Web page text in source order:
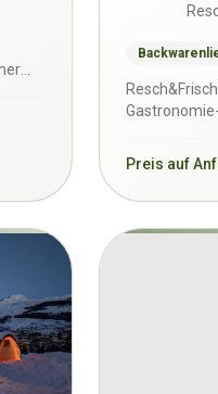
Preis auf